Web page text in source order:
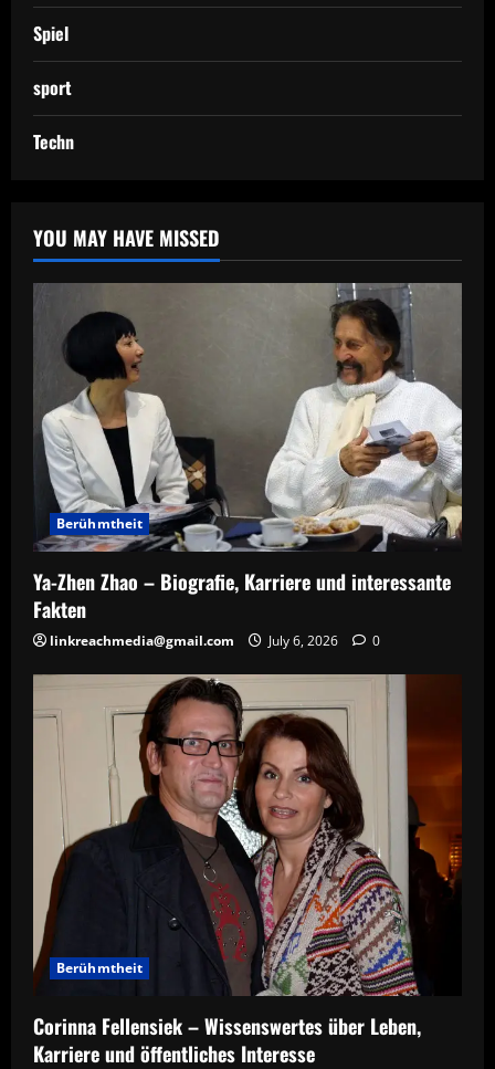
Spiel
sport
Techn
YOU MAY HAVE MISSED
Berühmtheit
Ya-Zhen Zhao – Biografie, Karriere und interessante
Fakten
linkreachmedia@gmail.com July 6, 2026 0
Berühmtheit
Corinna Fellensiek – Wissenswertes über Leben,
Karriere und öffentliches Interesse